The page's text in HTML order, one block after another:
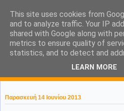
KaPa. Me
without a
Παρασκευή 14 Ιουνίου 2013
This site uses cookies from
and to analyze traffic. Your IP
shared with Google along with
metrics to ensure quality of
statistics, and to detect and
LEARN MORE